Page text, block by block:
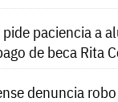
paciencia a
de beca Rita
denuncia